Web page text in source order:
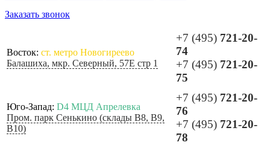
Заказать звонок
Восток: ст. метро Новогиреево
Балашиха, мкр. Северный, 57Е стр 1
+7 (495) 721-20-
74
+7 (495) 721-20-
75
Юго-Запад: D4 МЦД Апрелевка
Пром. парк Сенькино (склады B8, B9,
B10)
+7 (495) 721-20-
76
+7 (495) 721-20-
78